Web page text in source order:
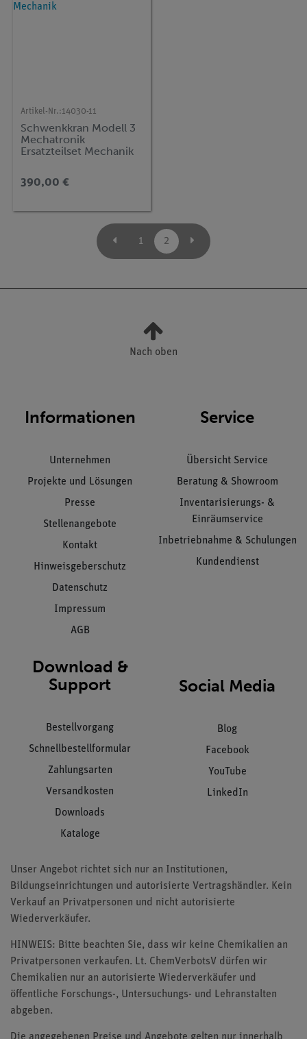
Artikel-Nr.:14030-11
Schwenkkran Modell 3
Mechatronik
Ersatzteilset Mechanik
390,00 €
1 2
Nach oben
Informationen
Unternehmen
Projekte und Lösungen
Presse
Stellenangebote
Kontakt
Hinweisgeberschutz
Datenschutz
Impressum
AGB
Service
Übersicht Service
Beratung & Showroom
Inventarisierungs- &
Einräumservice
Inbetriebnahme & Schulungen
Kundendienst
Download &
Support
Bestellvorgang
Schnellbestellformular
Zahlungsarten
Versandkosten
Downloads
Kataloge
Social Media
Blog
Facebook
YouTube
LinkedIn
Unser Angebot richtet sich nur an Institutionen,
Bildungseinrichtungen und autorisierte Vertragshändler. Kein
Verkauf an Privatpersonen und nicht autorisierte
Wiederverkäufer.
HINWEIS: Bitte beachten Sie, dass wir keine Chemikalien an
Privatpersonen verkaufen. Lt. ChemVerbotsV dürfen wir
Chemikalien nur an autorisierte Wiederverkäufer und
öffentliche Forschungs-, Untersuchungs- und Lehranstalten
abgeben.